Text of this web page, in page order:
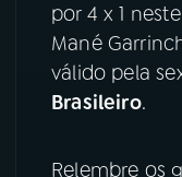
07 ÚLTIMAS
FESTIVAL
por 4 x 1
Mané
válido pela
Brasileiro.
Relembre os